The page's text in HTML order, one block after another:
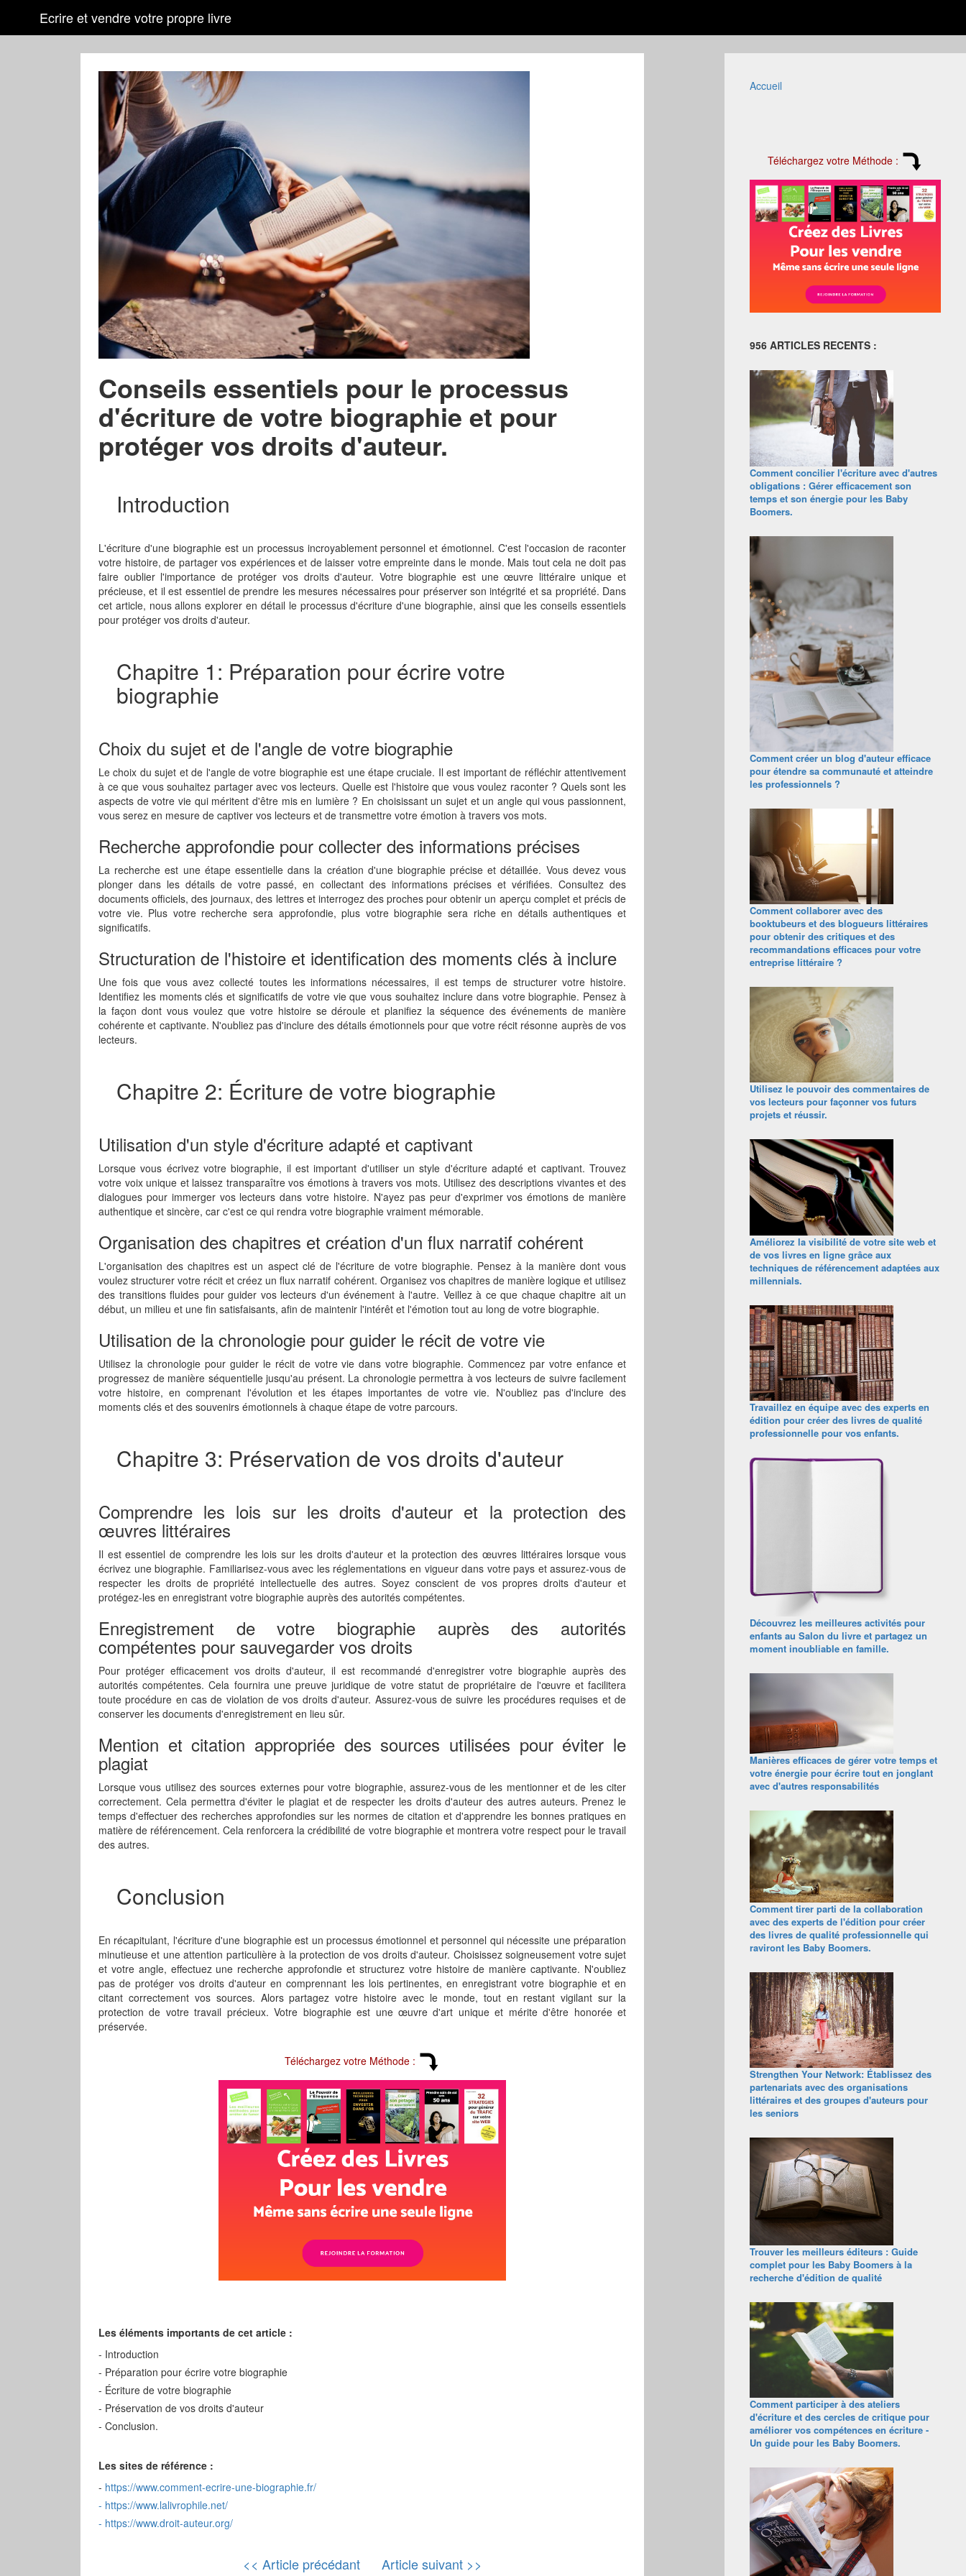
Ecrire et vendre votre propre livre
Conseils essentiels pour le processus
d'écriture de votre biographie et pour
protéger vos droits d'auteur.
Introduction
L'écriture d'une biographie est un processus incroyablement personnel et émotionnel. C'est l'occasion de raconter
votre histoire, de partager vos expériences et de laisser votre empreinte dans le monde. Mais tout cela ne doit pas
faire oublier l'importance de protéger vos droits d'auteur. Votre biographie est une œuvre littéraire unique et
précieuse, et il est essentiel de prendre les mesures nécessaires pour préserver son intégrité et sa propriété. Dans
cet article, nous allons explorer en détail le processus d'écriture d'une biographie, ainsi que les conseils essentiels
pour protéger vos droits d'auteur.
Chapitre 1: Préparation pour écrire votre
biographie
Choix du sujet et de l'angle de votre biographie
Le choix du sujet et de l'angle de votre biographie est une étape cruciale. Il est important de réfléchir attentivement
à ce que vous souhaitez partager avec vos lecteurs. Quelle est l'histoire que vous voulez raconter ? Quels sont les
aspects de votre vie qui méritent d'être mis en lumière ? En choisissant un sujet et un angle qui vous passionnent,
vous serez en mesure de captiver vos lecteurs et de transmettre votre émotion à travers vos mots.
Recherche approfondie pour collecter des informations précises
La recherche est une étape essentielle dans la création d'une biographie précise et détaillée. Vous devez vous
plonger dans les détails de votre passé, en collectant des informations précises et vérifiées. Consultez des
documents officiels, des journaux, des lettres et interrogez des proches pour obtenir un aperçu complet et précis de
votre vie. Plus votre recherche sera approfondie, plus votre biographie sera riche en détails authentiques et
significatifs.
Structuration de l'histoire et identification des moments clés à inclure
Une fois que vous avez collecté toutes les informations nécessaires, il est temps de structurer votre histoire.
Identifiez les moments clés et significatifs de votre vie que vous souhaitez inclure dans votre biographie. Pensez à
la façon dont vous voulez que votre histoire se déroule et planifiez la séquence des événements de manière
cohérente et captivante. N'oubliez pas d'inclure des détails émotionnels pour que votre récit résonne auprès de vos
lecteurs.
Chapitre 2: Écriture de votre biographie
Utilisation d'un style d'écriture adapté et captivant
Lorsque vous écrivez votre biographie, il est important d'utiliser un style d'écriture adapté et captivant. Trouvez
votre voix unique et laissez transparaître vos émotions à travers vos mots. Utilisez des descriptions vivantes et des
dialogues pour immerger vos lecteurs dans votre histoire. N'ayez pas peur d'exprimer vos émotions de manière
authentique et sincère, car c'est ce qui rendra votre biographie vraiment mémorable.
Organisation des chapitres et création d'un flux narratif cohérent
L'organisation des chapitres est un aspect clé de l'écriture de votre biographie. Pensez à la manière dont vous
voulez structurer votre récit et créez un flux narratif cohérent. Organisez vos chapitres de manière logique et utilisez
des transitions fluides pour guider vos lecteurs d'un événement à l'autre. Veillez à ce que chaque chapitre ait un
début, un milieu et une fin satisfaisants, afin de maintenir l'intérêt et l'émotion tout au long de votre biographie.
Utilisation de la chronologie pour guider le récit de votre vie
Utilisez la chronologie pour guider le récit de votre vie dans votre biographie. Commencez par votre enfance et
progressez de manière séquentielle jusqu'au présent. La chronologie permettra à vos lecteurs de suivre facilement
votre histoire, en comprenant l'évolution et les étapes importantes de votre vie. N'oubliez pas d'inclure des
moments clés et des souvenirs émotionnels à chaque étape de votre parcours.
Chapitre 3: Préservation de vos droits d'auteur
Comprendre les lois sur les droits d'auteur et la protection des
œuvres littéraires
Il est essentiel de comprendre les lois sur les droits d'auteur et la protection des œuvres littéraires lorsque vous
écrivez une biographie. Familiarisez-vous avec les réglementations en vigueur dans votre pays et assurez-vous de
respecter les droits de propriété intellectuelle des autres. Soyez conscient de vos propres droits d'auteur et
protégez-les en enregistrant votre biographie auprès des autorités compétentes.
Enregistrement de votre biographie auprès des autorités
compétentes pour sauvegarder vos droits
Pour protéger efficacement vos droits d'auteur, il est recommandé d'enregistrer votre biographie auprès des
autorités compétentes. Cela fournira une preuve juridique de votre statut de propriétaire de l'œuvre et facilitera
toute procédure en cas de violation de vos droits d'auteur. Assurez-vous de suivre les procédures requises et de
conserver les documents d'enregistrement en lieu sûr.
Mention et citation appropriée des sources utilisées pour éviter le
plagiat
Lorsque vous utilisez des sources externes pour votre biographie, assurez-vous de les mentionner et de les citer
correctement. Cela permettra d'éviter le plagiat et de respecter les droits d'auteur des autres auteurs. Prenez le
temps d'effectuer des recherches approfondies sur les normes de citation et d'apprendre les bonnes pratiques en
matière de référencement. Cela renforcera la crédibilité de votre biographie et montrera votre respect pour le travail
des autres.
Conclusion
En récapitulant, l'écriture d'une biographie est un processus émotionnel et personnel qui nécessite une préparation
minutieuse et une attention particulière à la protection de vos droits d'auteur. Choisissez soigneusement votre sujet
et votre angle, effectuez une recherche approfondie et structurez votre histoire de manière captivante. N'oubliez
pas de protéger vos droits d'auteur en comprennant les lois pertinentes, en enregistrant votre biographie et en
citant correctement vos sources. Alors partagez votre histoire avec le monde, tout en restant vigilant sur la
protection de votre travail précieux. Votre biographie est une œuvre d'art unique et mérite d'être honorée et
préservée.
Téléchargez votre Méthode :
Les éléments importants de cet article :
- Introduction
- Préparation pour écrire votre biographie
- Écriture de votre biographie
- Préservation de vos droits d'auteur
- Conclusion.
Les sites de référence :
- https://www.comment-ecrire-une-biographie.fr/
- https://www.lalivrophile.net/
- https://www.droit-auteur.org/
<< Article précédant Article suivant >>
Accueil
Téléchargez votre Méthode :
956 ARTICLES RECENTS :
Comment concilier l'écriture avec d'autres
obligations : Gérer efficacement son
temps et son énergie pour les Baby
Boomers.
Comment créer un blog d'auteur efficace
pour étendre sa communauté et atteindre
les professionnels ?
Comment collaborer avec des
booktubeurs et des blogueurs littéraires
pour obtenir des critiques et des
recommandations efficaces pour votre
entreprise littéraire ?
Utilisez le pouvoir des commentaires de
vos lecteurs pour façonner vos futurs
projets et réussir.
Améliorez la visibilité de votre site web et
de vos livres en ligne grâce aux
techniques de référencement adaptées aux
millennials.
Travaillez en équipe avec des experts en
édition pour créer des livres de qualité
professionnelle pour vos enfants.
Découvrez les meilleures activités pour
enfants au Salon du livre et partagez un
moment inoubliable en famille.
Manières efficaces de gérer votre temps et
votre énergie pour écrire tout en jonglant
avec d'autres responsabilités
Comment tirer parti de la collaboration
avec des experts de l'édition pour créer
des livres de qualité professionnelle qui
raviront les Baby Boomers.
Strengthen Your Network: Établissez des
partenariats avec des organisations
littéraires et des groupes d'auteurs pour
les seniors
Trouver les meilleurs éditeurs : Guide
complet pour les Baby Boomers à la
recherche d'édition de qualité
Comment participer à des ateliers
d'écriture et des cercles de critique pour
améliorer vos compétences en écriture -
Un guide pour les Baby Boomers.